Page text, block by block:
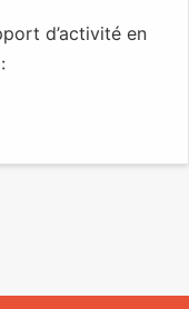
d’activité en